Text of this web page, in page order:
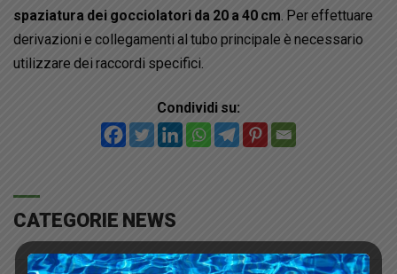
spaziatura dei gocciolatori da 20 a 40 cm. Per effettuare
derivazioni e collegamenti al tubo principale è necessario
utilizzare dei raccordi specifici.
Condividi su:
CATEGORIE NEWS